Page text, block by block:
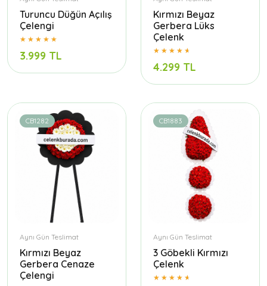
Turuncu Düğün Açılış
Çelengi
3.999 TL
Kırmızı Beyaz
Gerbera Lüks
Çelenk
4.299 TL
CB1282
Aynı Gün Teslimat
Kırmızı Beyaz
Gerbera Cenaze
Çelengi
CB1883
Aynı Gün Teslimat
3 Göbekli Kırmızı
Çelenk